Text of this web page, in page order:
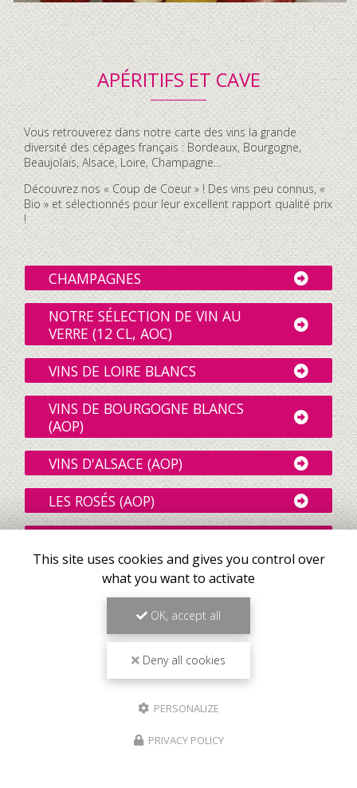
APÉRITIFS ET CAVE
Contenu
accordéon
Vous retrouverez dans notre carte des vins la grande
diversité des cépages français : Bordeaux, Bourgogne,
Beaujolais, Alsace, Loire, Champagne...
Découvrez nos « Coup de Coeur » ! Des vins peu connus, «
Bio » et sélectionnés pour leur excellent rapport qualité prix
!
CHAMPAGNES
NOTRE SÉLECTION DE VIN AU
VERRE (12 CL, AOC)
VINS DE LOIRE BLANCS
VINS DE BOURGOGNE BLANCS
(AOP)
VINS D'ALSACE (AOP)
LES ROSÉS (AOP)
VINS DU BEAUJOLAIS (AOP)
VINS DE LA VALLÉE DU RHÔNE
VINS DE BOURGOGNE ROUGES
This site uses cookies and gives you control over
what you want to activate
OK, accept all
Deny all cookies
PERSONALIZE
PRIVACY POLICY